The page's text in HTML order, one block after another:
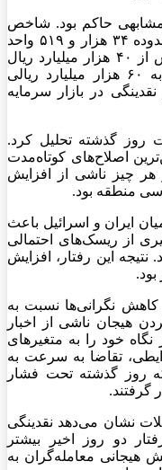
مشابهی حاکم بود. شاخص
کل فرابورس با رشد ۷۵۶ واحدی به محدوده ۳۴ هزار و ۵۱۹ واحد
رسید. همچنین ارزش معاملات فرابورس از ۴۰ هزار میلیارد ریال
فراتر رفت که در کنار ارزش نزدیک به ۶۰ هزار میلیارد ریالی
در بازار سرمایه
روز گذشته تحلیل کرد.
اصلاح‌های کوتاه‌مدت
هر چیز ناشی از افزایش
منطقه بود.
ایران و اسرائیل باعث
از ریسک‌های احتمالی
این رفتار، افزایش
کاهش نگرانی‌ها نسبت به
هیجان ناشی از اخبار
خود را به متغیرهای
تقاضا به سرعت به
روز گذشته تحت فشار
گرفتند.
نشان می‌دهد نقدینگی
دو روز اخیر بیشتر
هیجانی معامله‌گران به